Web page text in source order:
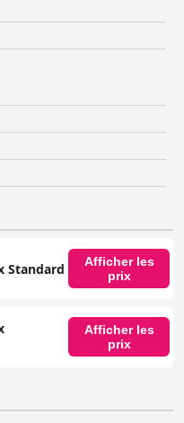
Standard
Afficher les
prix
Afficher les
prix